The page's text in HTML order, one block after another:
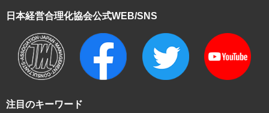
注目のキーワード
日本経営合理化協会公式WEB/SNS